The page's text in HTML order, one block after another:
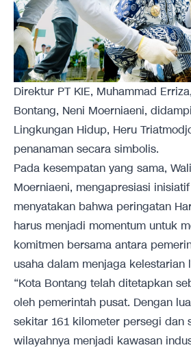
Direktur PT KIE, Muhammad
Bontang, Neni Moerniaeni,
Lingkungan Hidup, Heru
penanaman secara simbolis.
Pada kesempatan yang sama,
Moerniaeni, mengapresiasi inisiatif
menyatakan bahwa peringatan
harus menjadi momentum untuk
komitmen bersama antara
usaha dalam menjaga kelestarian
“Kota Bontang telah ditetapkan
oleh pemerintah pusat. Dengan
sekitar 161 kilometer persegi dan
wilayahnya menjadi kawasan